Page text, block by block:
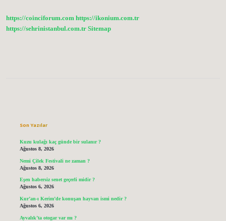
https://coinciforum.com https://ikonium.com.tr
https://sehrinistanbul.com.tr Sitemap
Son Yazılar
Kuzu kulağı kaç günde bir sulanır ?
Ağustos 8, 2026
Nemi Çilek Festivali ne zaman ?
Ağustos 8, 2026
Eşen habersiz senet geçerli midir ?
Ağustos 6, 2026
Kur’an-ı Kerim’de konuşan hayvan ismi nedir ?
Ağustos 6, 2026
Ayvalık’ta otogar var mı ?